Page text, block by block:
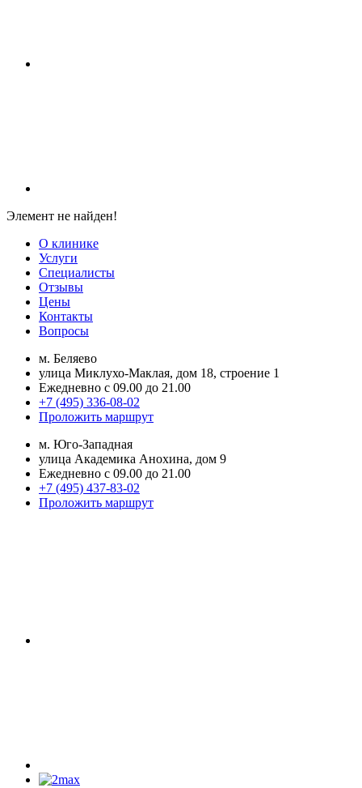
Элемент не найден!
О клинике
Услуги
Специалисты
Отзывы
Цены
Контакты
Вопросы
м. Беляево
улица Миклухо-Маклая, дом 18, строение 1
Ежедневно с 09.00 до 21.00
+7 (495) 336-08-02
Проложить маршрут
м. Юго-Западная
улица Академика Анохина, дом 9
Ежедневно с 09.00 до 21.00
+7 (495) 437-83-02
Проложить маршрут